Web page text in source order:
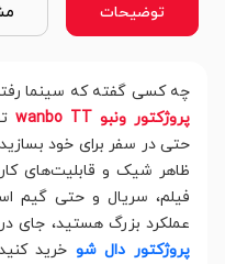
توضیحات
چه کسی گفته که سینما
پروژکتور ونبو wanbo TT
حتی در سفر برای خود
ظاهر شیک و قابلیت‌های
فیلم، سریال و حتی گیم
عملکرد بزرگ هستید، جای
پروژکتور دال شو خرید